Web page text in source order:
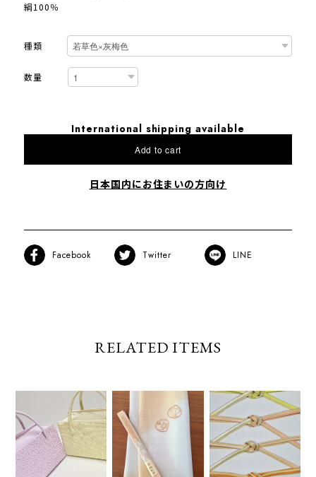
絹100％
種類
数量
International shipping available
Add to cart
日本国内にお住まいの方向け
Facebook Twitter LINE
RELATED ITEMS